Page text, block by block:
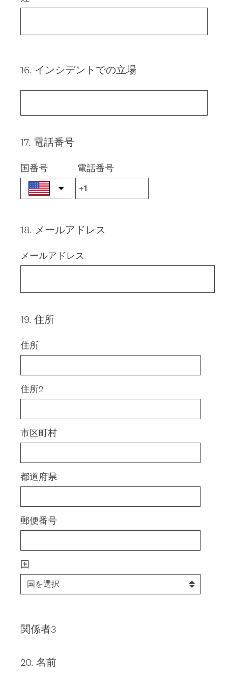
Question
16. インシデントでの立場
Question
17. 電話番号
国番号 電話番号
Question
18. メールアドレス
メールアドレス
Question
19. 住所
住所
住所2
市区町村
都道府県
郵便番号
国
関係者3
Question
20. 名前